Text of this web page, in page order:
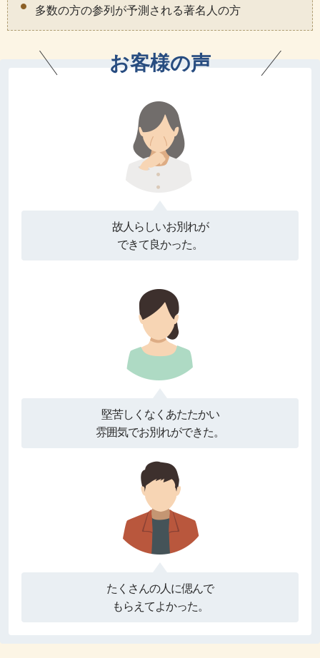
多数の方の参列が予測される著名人の方
お客様の声
故人らしいお別れが
できて良かった。
堅苦しくなくあたたかい
雰囲気でお別れができた。
たくさんの人に偲んで
もらえてよかった。